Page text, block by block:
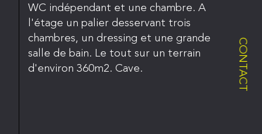
CONTACT
WC indépendant et une chambre. A
l'étage un palier desservant trois
chambres, un dressing et une grande
salle de bain. Le tout sur un terrain
d'environ 360m2. Cave.